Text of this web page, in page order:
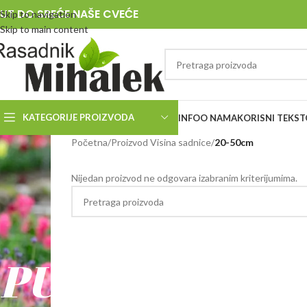
Skip to navigation
Skip to main content
DO SREĆE NAŠE CVEĆE
KATEGORIJE PROIZVODA INFOO NAMAKORISNI
RASADNIK
MIHALEK
PUT
Početna/Proizvod Visina sadnice/20-50cm
Nijedan proizvod ne odgovara izabranim kriterijumima.